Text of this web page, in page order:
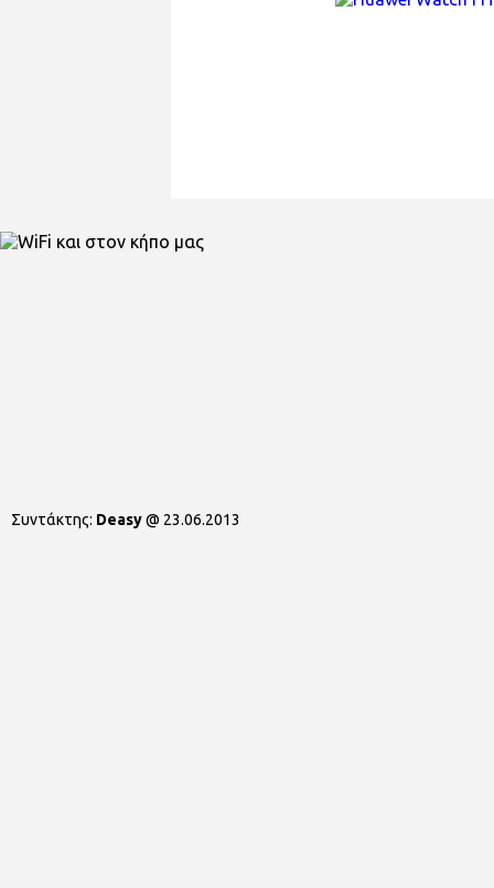
Συντάκτης: Deasy@ 23.06.2013